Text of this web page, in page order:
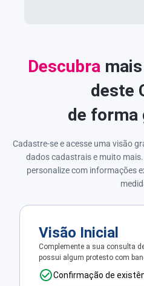
Descubra
deste
de forma
Cadastre-se e acesse uma visão
dados cadastrais e muito
personalize com informações
Visão Inicial
Complemente a sua consulta
possui algum protesto com
Confirmação de